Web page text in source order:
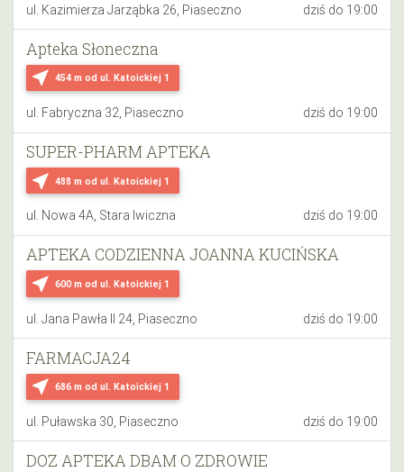
ul. Kazimierza Jarząbka 26, Piaseczno dziś do 19:00
near_me 454 m od ul. Katoickiej 1
Apteka Słoneczna
ul. Fabryczna 32, Piaseczno dziś do 19:00
near_me 488 m od ul. Katoickiej 1
SUPER-PHARM APTEKA
ul. Nowa 4A, Stara Iwiczna dziś do 19:00
near_me 600 m od ul. Katoickiej 1
APTEKA CODZIENNA JOANNA KUCIŃSKA
ul. Jana Pawła II 24, Piaseczno dziś do 19:00
near_me 686 m od ul. Katoickiej 1
FARMACJA24
ul. Puławska 30, Piaseczno dziś do 19:00
DOZ APTEKA DBAM O ZDROWIE